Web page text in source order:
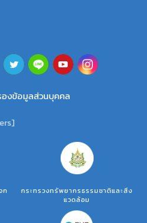
องข้อมูลส่วนบุคคล
ก
กระทรวงทรัพยากรธรรมชาติและสิ่ง
แวดล้อม